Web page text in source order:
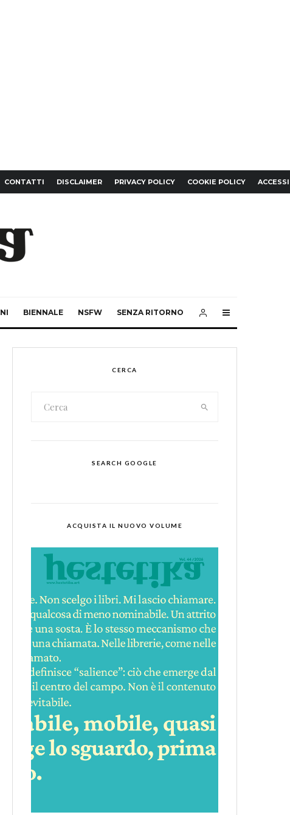
CONTATTI DISCLAIMER PRIVACY POLICY COOKIE POLICY
BIENNALE NSFW SENZA RITORNO
CERCA
SEARCH GOOGLE
ACQUISTA IL NUOVO VOLUME